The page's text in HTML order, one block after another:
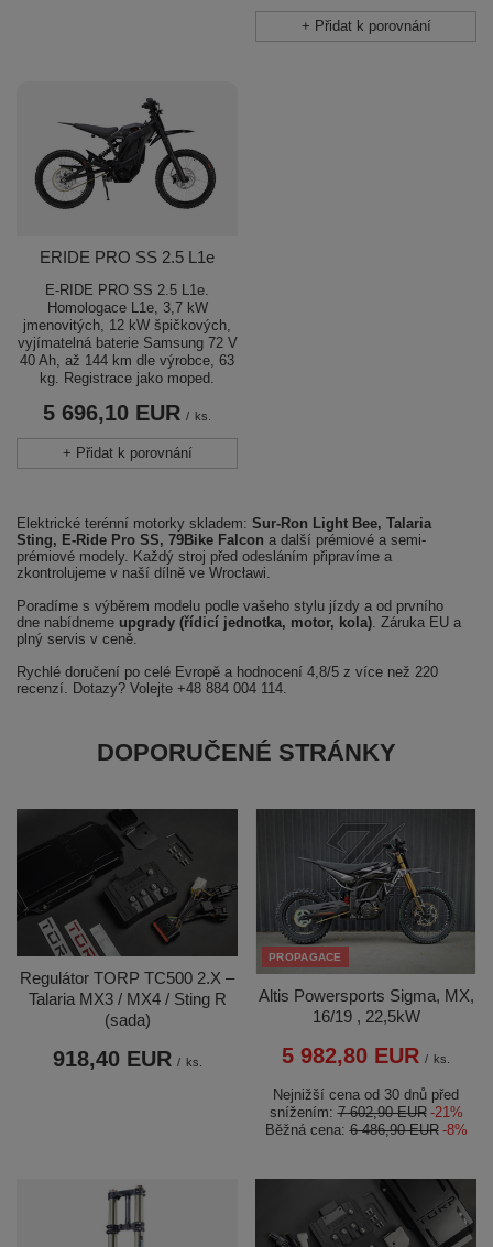
+ Přidat k porovnání
ERIDE PRO SS 2.5 L1e
E-RIDE PRO SS 2.5 L1e.
Homologace L1e, 3,7 kW
jmenovitých, 12 kW špičkových,
vyjímatelná baterie Samsung 72 V
40 Ah, až 144 km dle výrobce, 63
kg. Registrace jako moped.
5 696,10 EUR / ks.
+ Přidat k porovnání
Elektrické terénní motorky skladem: Sur-Ron Light Bee, Talaria
Sting, E-Ride Pro SS, 79Bike Falcon a další prémiové a semi-
prémiové modely. Každý stroj před odesláním připravíme a
zkontrolujeme v naší dílně ve Wrocławi.
Poradíme s výběrem modelu podle vašeho stylu jízdy a od prvního
dne nabídneme upgrady (řídicí jednotka, motor, kola) . Záruka EU a
plný servis v ceně.
Rychlé doručení po celé Evropě a hodnocení 4,8/5 z více než 220
recenzí. Dotazy? Volejte +48 884 004 114.
DOPORUČENÉ STRÁNKY
Regulátor TORP TC500 2.X –
Talaria MX3 / MX4 / Sting R
(sada)
918,40 EUR / ks.
PROPAGACE
Altis Powersports Sigma, MX,
16/19 , 22,5kW
5 982,80 EUR / ks.
Nejnižší cena od 30 dnů před
snížením:7 602,90 EUR -21%
Běžná cena:6 486,90 EUR -8%